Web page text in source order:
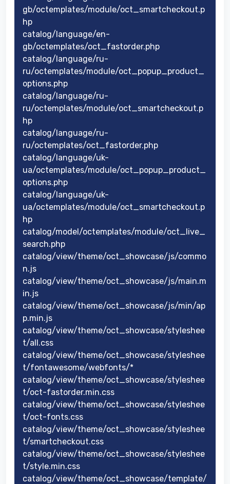
gb/octemplates/module/oct_smartcheckout.p
hp
catalog/language/en-
gb/octemplates/oct_fastorder.php
catalog/language/ru-
ru/octemplates/module/oct_popup_product_
options.php
catalog/language/ru-
ru/octemplates/module/oct_smartcheckout.p
hp
catalog/language/ru-
ru/octemplates/oct_fastorder.php
catalog/language/uk-
ua/octemplates/module/oct_popup_product_
options.php
catalog/language/uk-
ua/octemplates/module/oct_smartcheckout.p
hp
catalog/model/octemplates/module/oct_live_
search.php
catalog/view/theme/oct_showcase/js/commo
n.js
catalog/view/theme/oct_showcase/js/main.m
in.js
catalog/view/theme/oct_showcase/js/min/ap
p.min.js
catalog/view/theme/oct_showcase/styleshee
t/all.css
catalog/view/theme/oct_showcase/styleshee
t/fontawesome/webfonts/*
catalog/view/theme/oct_showcase/styleshee
t/oct-fastorder.min.css
catalog/view/theme/oct_showcase/styleshee
t/oct-fonts.css
catalog/view/theme/oct_showcase/styleshee
t/smartcheckout.css
catalog/view/theme/oct_showcase/styleshee
t/style.min.css
catalog/view/theme/oct_showcase/template/